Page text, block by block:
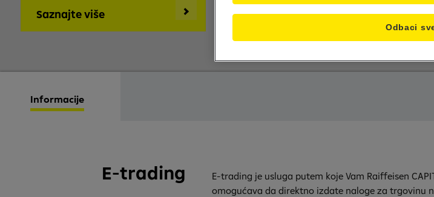
Saznajte više
Informacije
E-trading E-trading je usluga putem koje Vam Raiffeisen
omogućava da direktno izdate naloge za trgovinu
Odbaci